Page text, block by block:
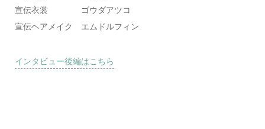
宣伝衣裳 ゴウダアツコ
宣伝ヘアメイク エムドルフィン
インタビュー後編はこちら